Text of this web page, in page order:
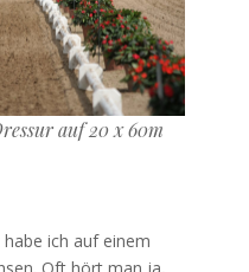
auf 20 x 60m
ich auf einem
Oft hört man ja,